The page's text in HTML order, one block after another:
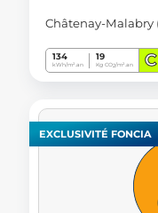
Châtenay-Malabry
134
kWh/m².an
19
Kg CO2/m².an C
EXCLUSIVITÉ FONCIA